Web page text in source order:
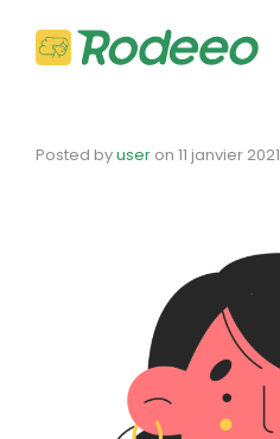
Posted byuser on 11 janvier 2021